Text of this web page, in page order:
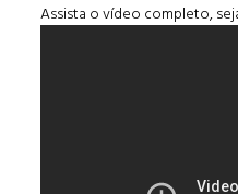
Assista o vídeo completo,